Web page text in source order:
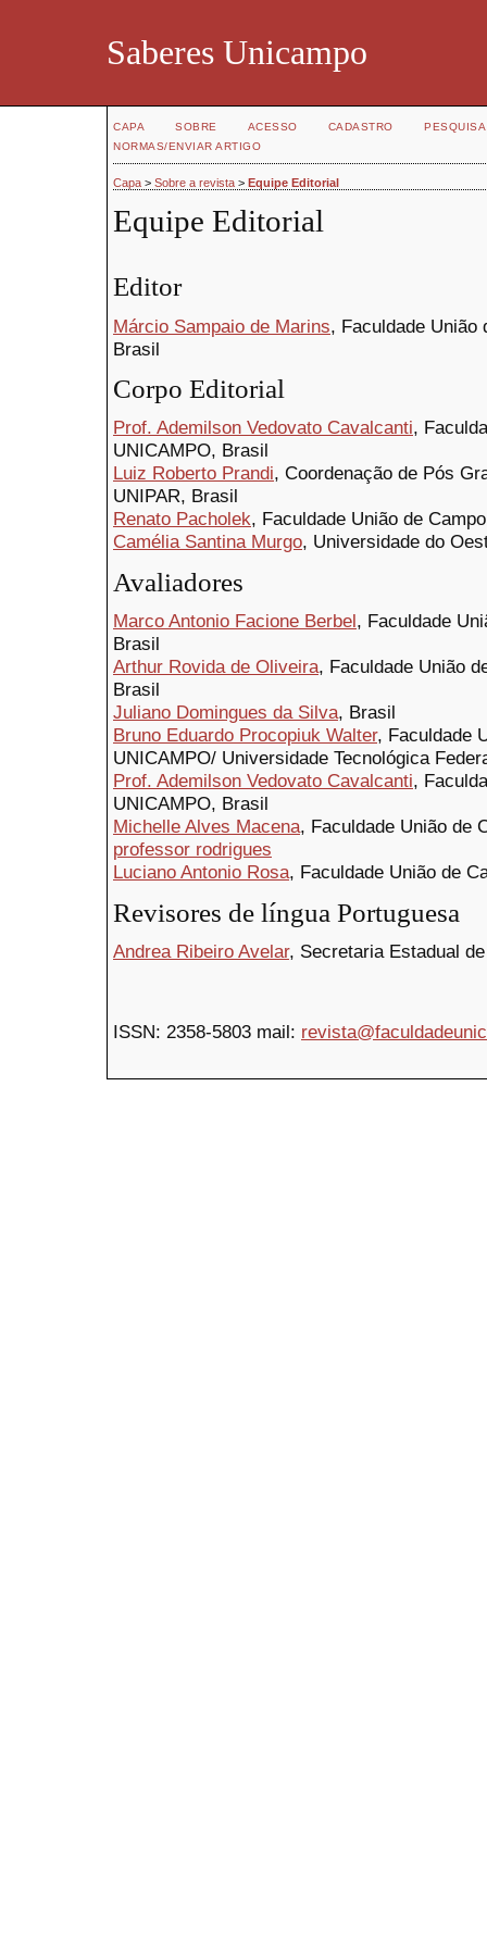
Saberes Unicampo
CAPA SOBRE ACESSO CADASTRO
PESQUISA
NORMAS/ENVIAR ARTIGO
Capa > Sobre a revista > Equipe Editorial
Equipe Editorial
Editor
Márcio Sampaio de Marins, Faculdade União
Brasil
Corpo Editorial
Prof. Ademilson Vedovato Cavalcanti,
UNICAMPO, Brasil
Luiz Roberto Prandi, Coordenação de Pós
UNIPAR, Brasil
Renato Pacholek, Faculdade União de
Camélia Santina Murgo, Universidade do
Avaliadores
Marco Antonio Facione Berbel, Faculdade
Brasil
Arthur Rovida de Oliveira, Faculdade União
Brasil
Juliano Domingues da Silva, Brasil
Bruno Eduardo Procopiuk Walter, Faculdade
UNICAMPO/ Universidade Tecnológica
Prof. Ademilson Vedovato Cavalcanti,
UNICAMPO, Brasil
Michelle Alves Macena, Faculdade União de
professor rodrigues
Luciano Antonio Rosa, Faculdade União de
Revisores de língua Portuguesa
Andrea Ribeiro Avelar, Secretaria Estadual
ISSN: 2358-5803 mail: